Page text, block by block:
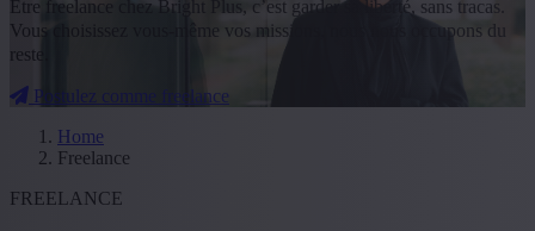
Être freelance chez Bright Plus, c’est garder sa liberté, sans tracas.
Vous choisissez vous-même vos missions, nous nous occupons du
reste.
Postulez comme freelance
Home
Freelance
FREELANCE